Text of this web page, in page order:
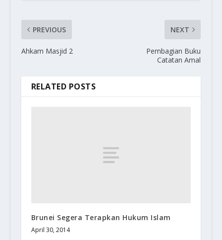
PREVIOUS
Ahkam Masjid 2
NEXT
Pembagian Buku
Catatan Amal
RELATED POSTS
Brunei Segera Terapkan Hukum Islam
April 30, 2014